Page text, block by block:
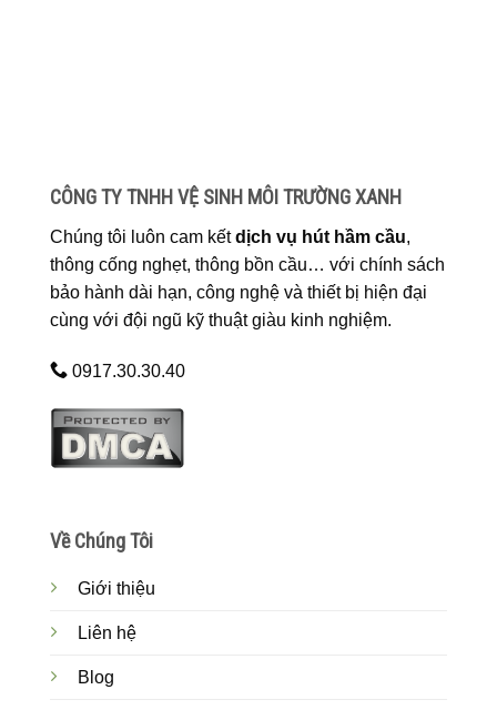
CÔNG TY TNHH VỆ SINH MÔI TRƯỜNG XANH
Chúng tôi luôn cam kếtdịch vụ hút hầm cầu,
thông cống nghẹt, thông bồn cầu… với chính sách
bảo hành dài hạn, công nghệ và thiết bị hiện đại
cùng với đội ngũ kỹ thuật giàu kinh nghiệm.
0917.30.30.40
Về Chúng Tôi
Giới thiệu
Liên hệ
Blog